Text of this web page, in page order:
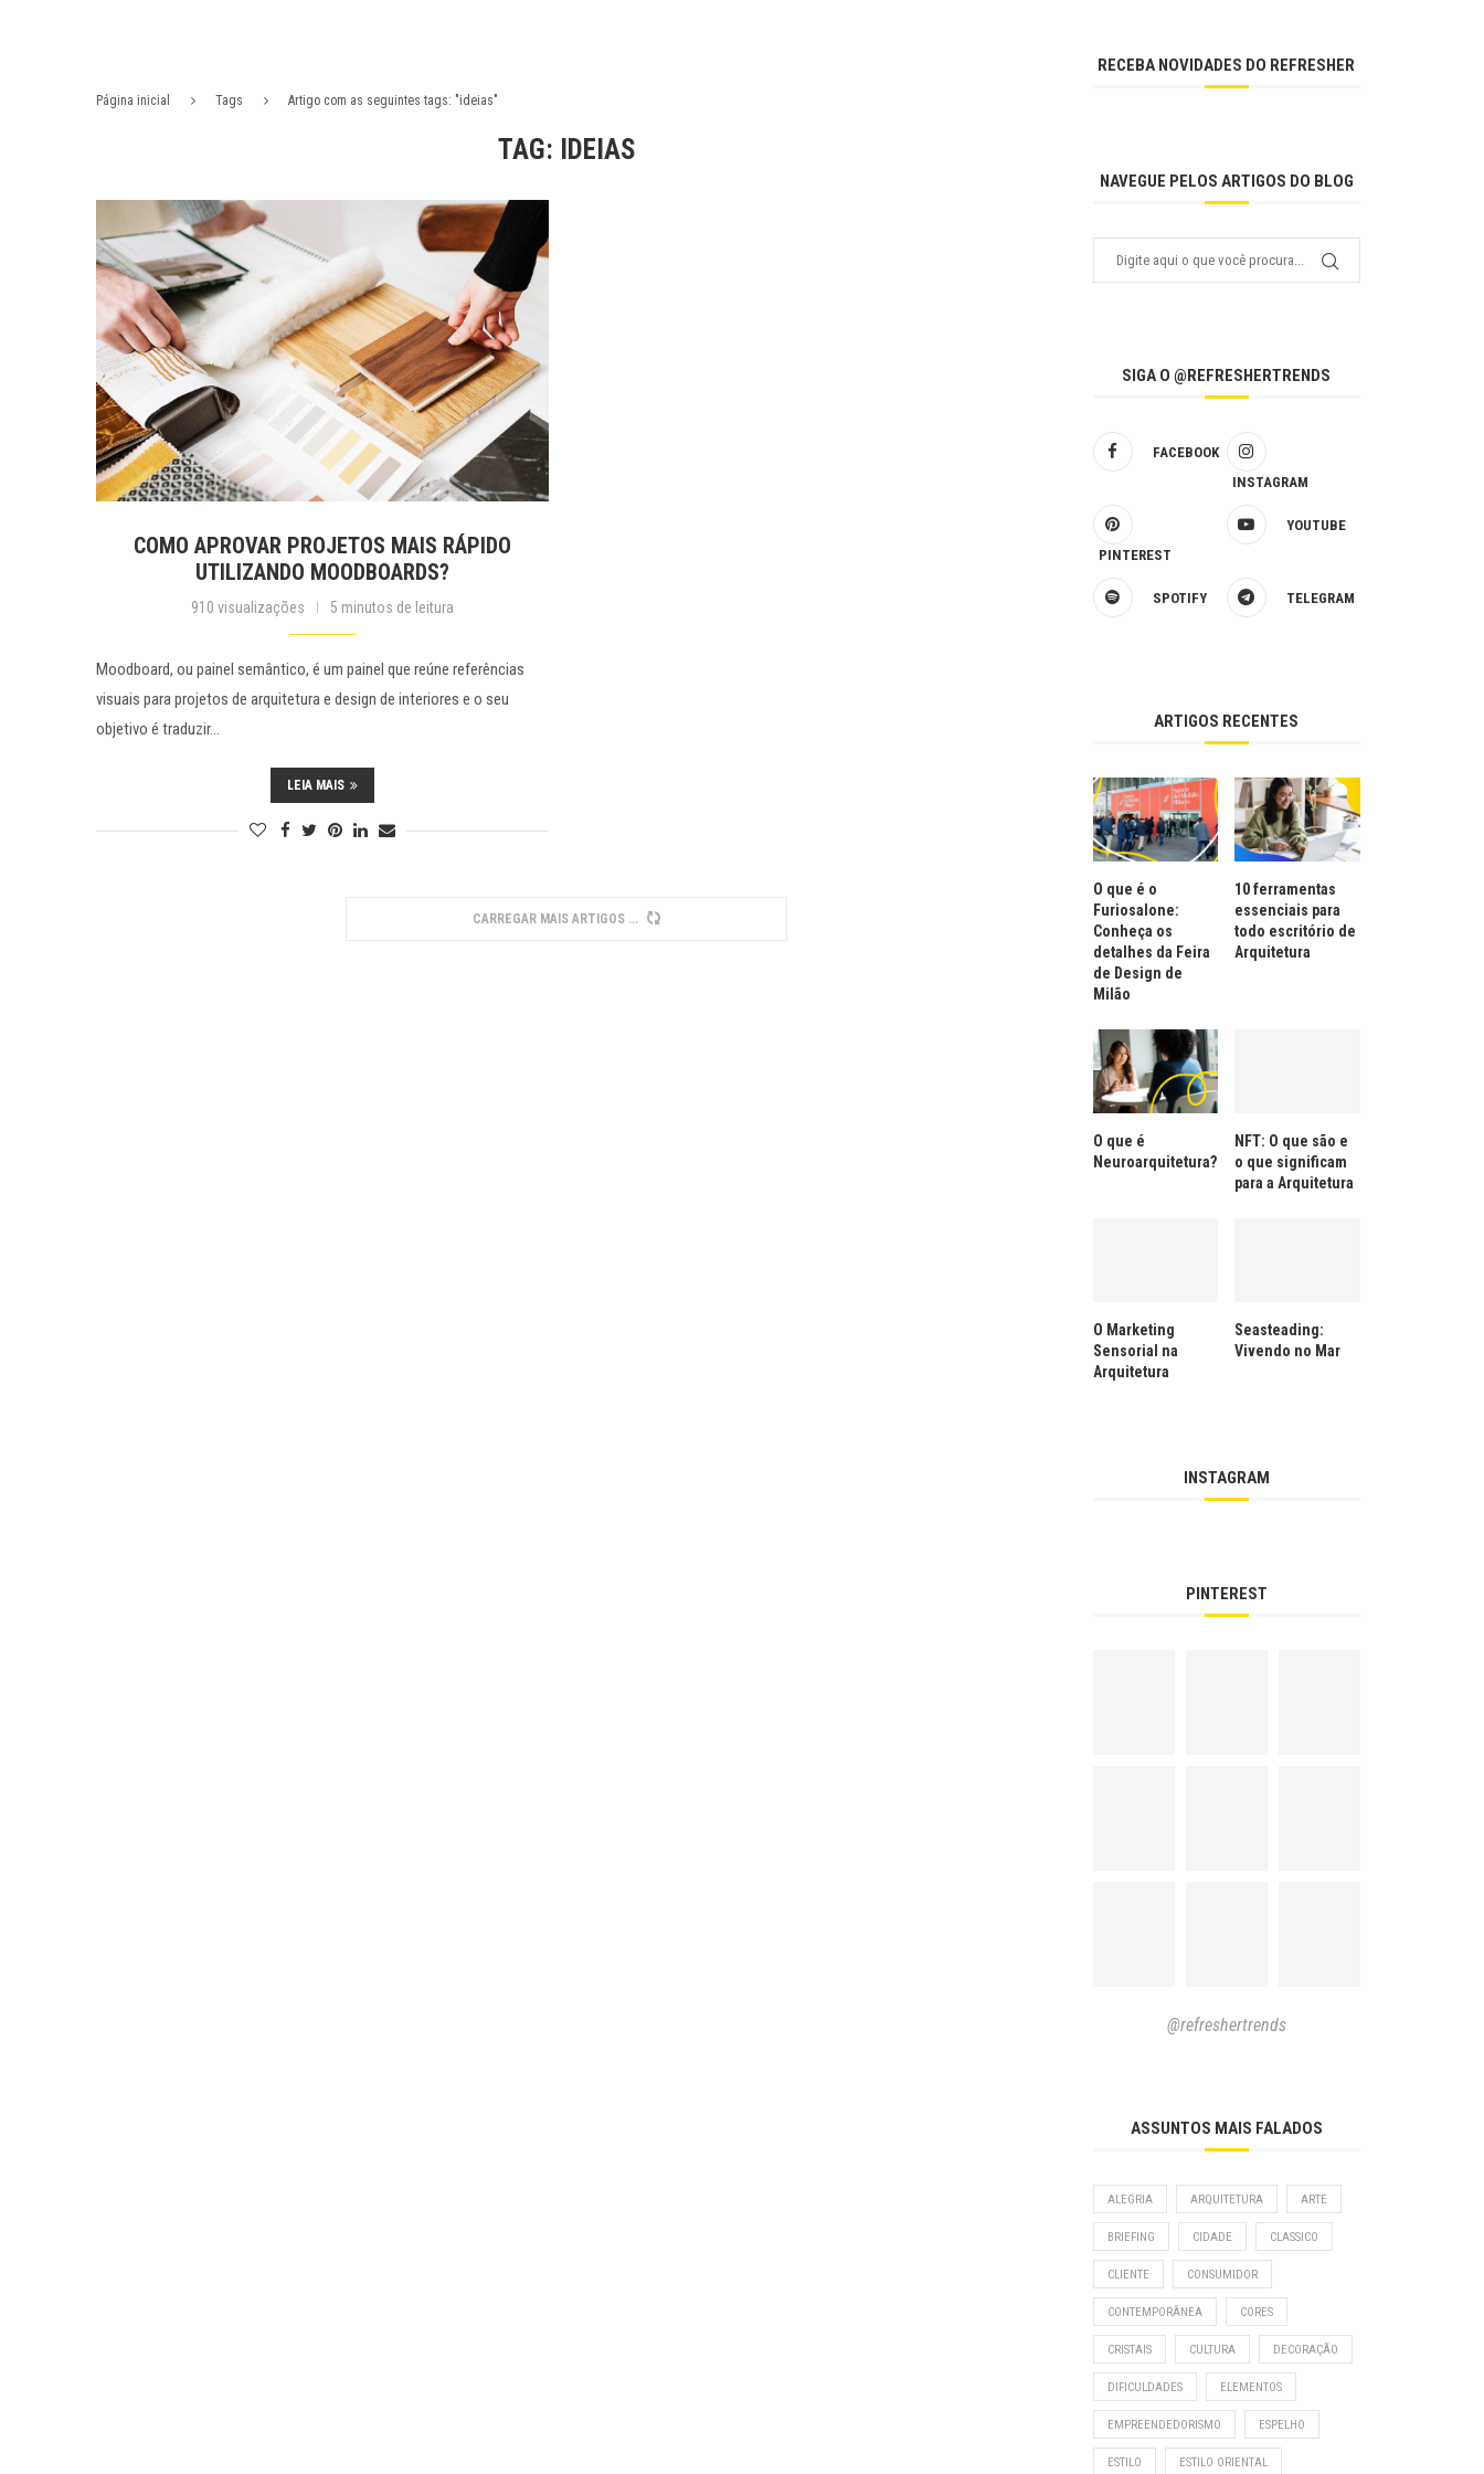
Página inicial Tags Artigo com as seguintes tags: "ideias"
TAG: IDEIAS
COMO APROVAR PROJETOS MAIS RÁPIDO
UTILIZANDO MOODBOARDS?
910 visualizações 5 minutos de leitura
Moodboard, ou painel semântico, é um painel que reúne referências
visuais para projetos de arquitetura e design de interiores e o seu
objetivo é traduzir…
LEIA MAIS
CARREGAR MAIS ARTIGOS
RECEBA NOVIDADES DO REFRESHER
NAVEGUE PELOS ARTIGOS DO BLOG
SIGA O @REFRESHERTRENDS
FACEBOOK
INSTAGRAM
PINTEREST
YOUTUBE
SPOTIFY TELEGRAM
ARTIGOS RECENTES
O que é o
Furiosalone:
Conheça os
detalhes da Feira
de Design de
Milão
10 ferramentas
essenciais para
todo escritório de
Arquitetura
O que é
Neuroarquitetura?
NFT: O que são e
o que significam
para a Arquitetura
O Marketing
Sensorial na
Arquitetura
Seasteading:
Vivendo no Mar
INSTAGRAM
PINTEREST
@refreshertrends
ASSUNTOS MAIS FALADOS
ALEGRIA ARQUITETURA ARTE
BRIEFING CIDADE CLASSICO
CLIENTE CONSUMIDOR
CONTEMPORÂNEA CORES
CRISTAIS CULTURA DECORAÇÃO
DIFICULDADES ELEMENTOS
EMPREENDEDORISMO ESPELHO
ESTILO ESTILO ORIENTAL